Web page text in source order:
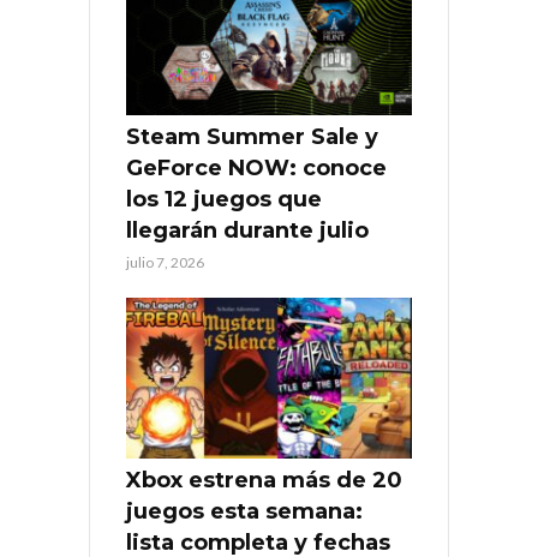
Steam Summer Sale y
GeForce NOW: conoce
los 12 juegos que
llegarán durante julio
julio 7, 2026
Xbox estrena más de 20
juegos esta semana:
lista completa y fechas